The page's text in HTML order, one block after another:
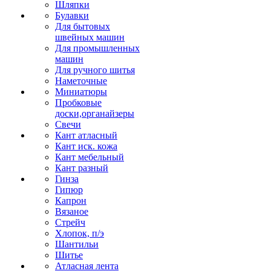
Шляпки
Булавки
Для бытовых
швейных машин
Для промышленных
машин
Для ручного шитья
Наметочные
Миниатюры
Пробковые
доски,органайзеры
Свечи
Кант атласный
Кант иск. кожа
Кант мебельный
Кант разный
Гинза
Гипюр
Капрон
Вязаное
Стрейч
Хлопок, п/э
Шантильи
Шитье
Атласная лента